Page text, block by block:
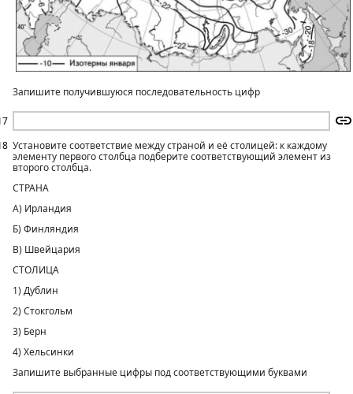
Запишите получившуюся последовательность цифр
Установите соответствие между страной и её столицей: к каждому
элементу первого столбца подберите соответствующий элемент из
второго столбца.
СТРАНА
А) Ирландия
Б) Финляндия
В) Швейцария
СТОЛИЦА
1) Дублин
2) Стокгольм
3) Берн
4) Хельсинки
Запишите выбранные цифры под соответствующими буквами